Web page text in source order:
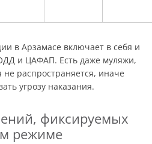
в Арзамасе включает в себя и
и ЦАФАП. Есть даже муляжи,
распространяется, иначе
угрозу наказания.
фиксируемых
режиме